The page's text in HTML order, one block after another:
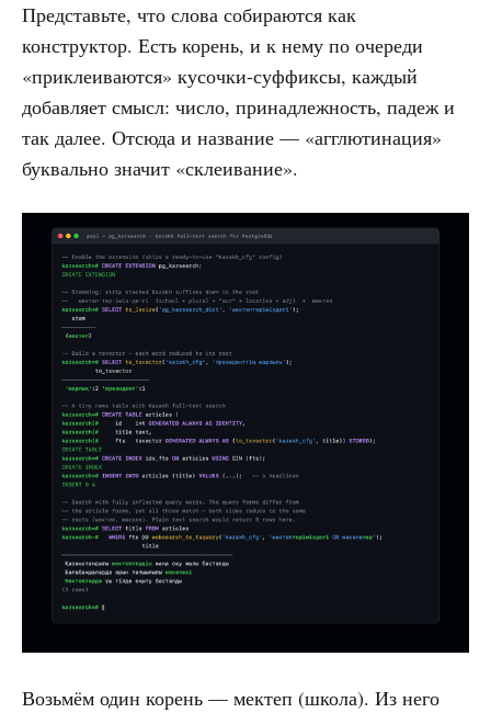
Представьте, что слова собираются как
конструктор. Есть корень, и к нему по очереди
«приклеиваются» кусочки-суффиксы, каждый
добавляет смысл: число, принадлежность, падеж и
так далее. Отсюда и название — «агглютинация»
буквально значит «склеивание».
Возьмём один корень — мектеп (школа). Из него